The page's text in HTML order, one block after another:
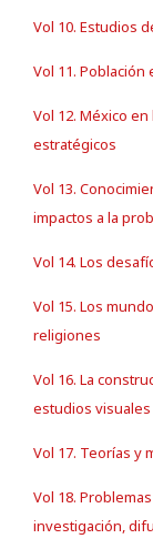
Vol 10. Estudios
Vol 11.
Vol 12. México
estratégicos
Vol 13.
impactos a la
Vol 14. Los
Vol 15. Los
religiones
Vol 16. La
estudios visuales
Vol 17. Teorías y
Vol 18.
investigación,